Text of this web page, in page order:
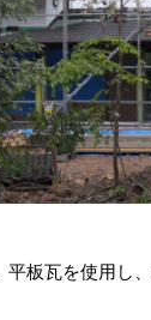
平板瓦を使用し